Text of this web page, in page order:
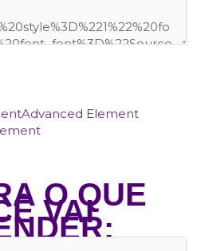
Advanced Element
O QUE
VAI